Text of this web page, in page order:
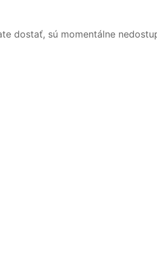
dostať, sú momentálne